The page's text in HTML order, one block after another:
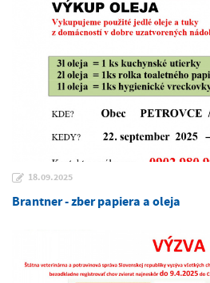
18.09.2025
Brantner - zber papiera a oleja